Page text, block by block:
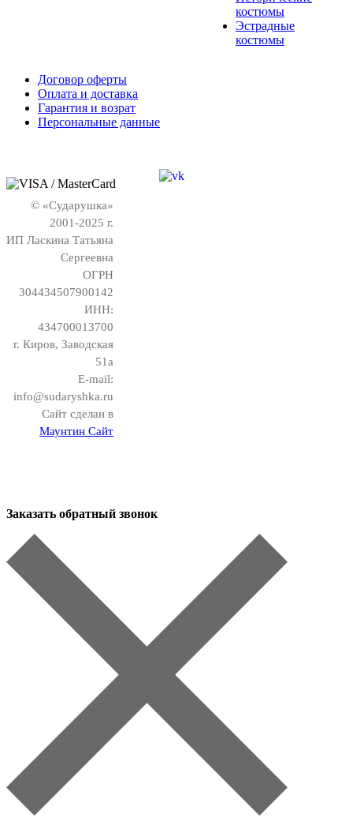
костюмы
Эстрадные
костюмы
Договор оферты
Оплата и доставка
Гарантия и возрат
Персональные данные
© «Сударушка»
2001-2025 г.
ИП Ласкина Татьяна
Сергеевна
ОГРН
304434507900142
ИНН:
434700013700
г. Киров, Заводская
51а
E-mail:
info@sudaryshka.ru
Сайт сделан в
Маунтин Сайт
Заказать обратный звонок